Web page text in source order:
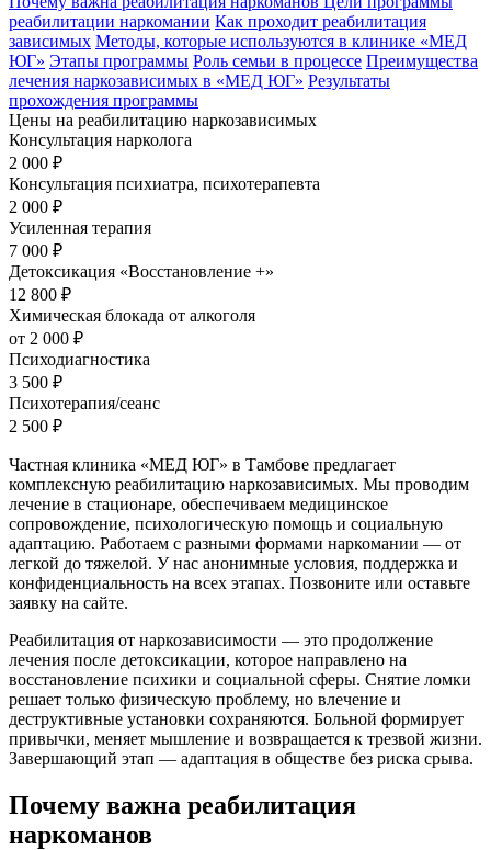
реабилитации наркомании Как проходит реабилитация
зависимых Методы, которые используются в клинике «МЕД
ЮГ» Этапы программы Роль семьи в процессе Преимущества
лечения наркозависимых в «МЕД ЮГ» Результаты
прохождения программы
Цены на реабилитацию наркозависимых
Консультация нарколога
2 000 ₽
Консультация психиатра, психотерапевта
2 000 ₽
Усиленная терапия
7 000 ₽
Детоксикация «Восстановление +»
12 800 ₽
Химическая блокада от алкоголя
от 2 000 ₽
Психодиагностика
3 500 ₽
Психотерапия/сеанс
2 500 ₽
Частная клиника «МЕД ЮГ» в Тамбове предлагает
комплексную реабилитацию наркозависимых. Мы проводим
лечение в стационаре, обеспечиваем медицинское
сопровождение, психологическую помощь и социальную
адаптацию. Работаем с разными формами наркомании — от
легкой до тяжелой. У нас анонимные условия, поддержка и
конфиденциальность на всех этапах. Позвоните или оставьте
заявку на сайте.
Реабилитация от наркозависимости — это продолжение
лечения после детоксикации, которое направлено на
восстановление психики и социальной сферы. Снятие ломки
решает только физическую проблему, но влечение и
деструктивные установки сохраняются. Больной формирует
привычки, меняет мышление и возвращается к трезвой жизни.
Завершающий этап — адаптация в обществе без риска срыва.
Почему важна реабилитация
наркоманов